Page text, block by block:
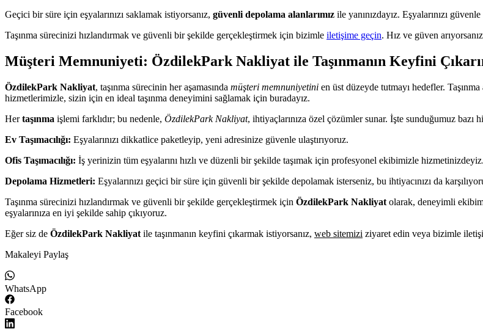
Geçici bir süre için eşyalarınızı saklamak istiyorsanız, güvenli depolama alanlarımız ile yanınızdayız. Eşyalarınızı
Taşınma sürecinizi hızlandırmak ve güvenli bir şekilde gerçekleştirmek için bizimle iletişime geçin. Hız ve güven
Müşteri Memnuniyeti: ÖzdilekPark Nakliyat ile Taşınmanın Keyfini
ÖzdilekPark Nakliyat, taşınma sürecinin her aşamasında müşteri memnuniyetini en üst düzeyde tutmayı hedefler.
hizmetlerimizle, sizin için en ideal taşınma deneyimini sağlamak için buradayız.
Hertaşınma işlemi farklıdır; bu nedenle, ÖzdilekPark Nakliyat, ihtiyaçlarınıza özel çözümler sunar. İşte sunduğumuz bazı
Ev Taşımacılığı: Eşyalarınızı dikkatlice paketleyip, yeni adresinize güvenle ulaştırıyoruz.
Ofis Taşımacılığı: İş yerinizin tüm eşyalarını hızlı ve düzenli bir şekilde taşımak için profesyonel ekibimizle hizmetinizdeyiz.
Depolama Hizmetleri: Eşyalarınızı geçici bir süre için güvenli bir şekilde depolamak isterseniz, bu ihtiyacınızı da
Taşınma sürecinizi hızlandırmak ve güvenli bir şekilde gerçekleştirmek için ÖzdilekPark Nakliyat olarak, deneyimli
eşyalarınıza en iyi şekilde sahip çıkıyoruz.
Eğer siz de ÖzdilekPark Nakliyat ile taşınmanın keyfini çıkarmak istiyorsanız, web sitemizi ziyaret edin veya bizimle
Makaleyi Paylaş
WhatsApp
Facebook